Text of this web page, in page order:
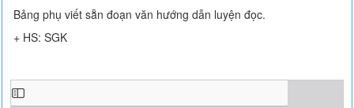
Bảng phụ viết sẵn đoạn văn hướng dẫn luyện đọc.
+ HS: SGK